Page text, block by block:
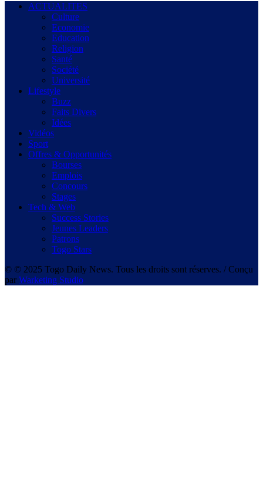
ACTUALITES
Culture
Economie
Education
Religion
Santé
Société
Université
Lifestyle
Buzz
Faits Divers
Idées
Vidéos
Sport
Offres & Opportunités
Bourses
Emplois
Concours
Stages
Tech & Web
Success Stories
Jeunes Leaders
Patrons
Togo Stars
© © 2025 Togo Daily News. Tous les droits sont réserves. / Conçu
par Warketing Studio